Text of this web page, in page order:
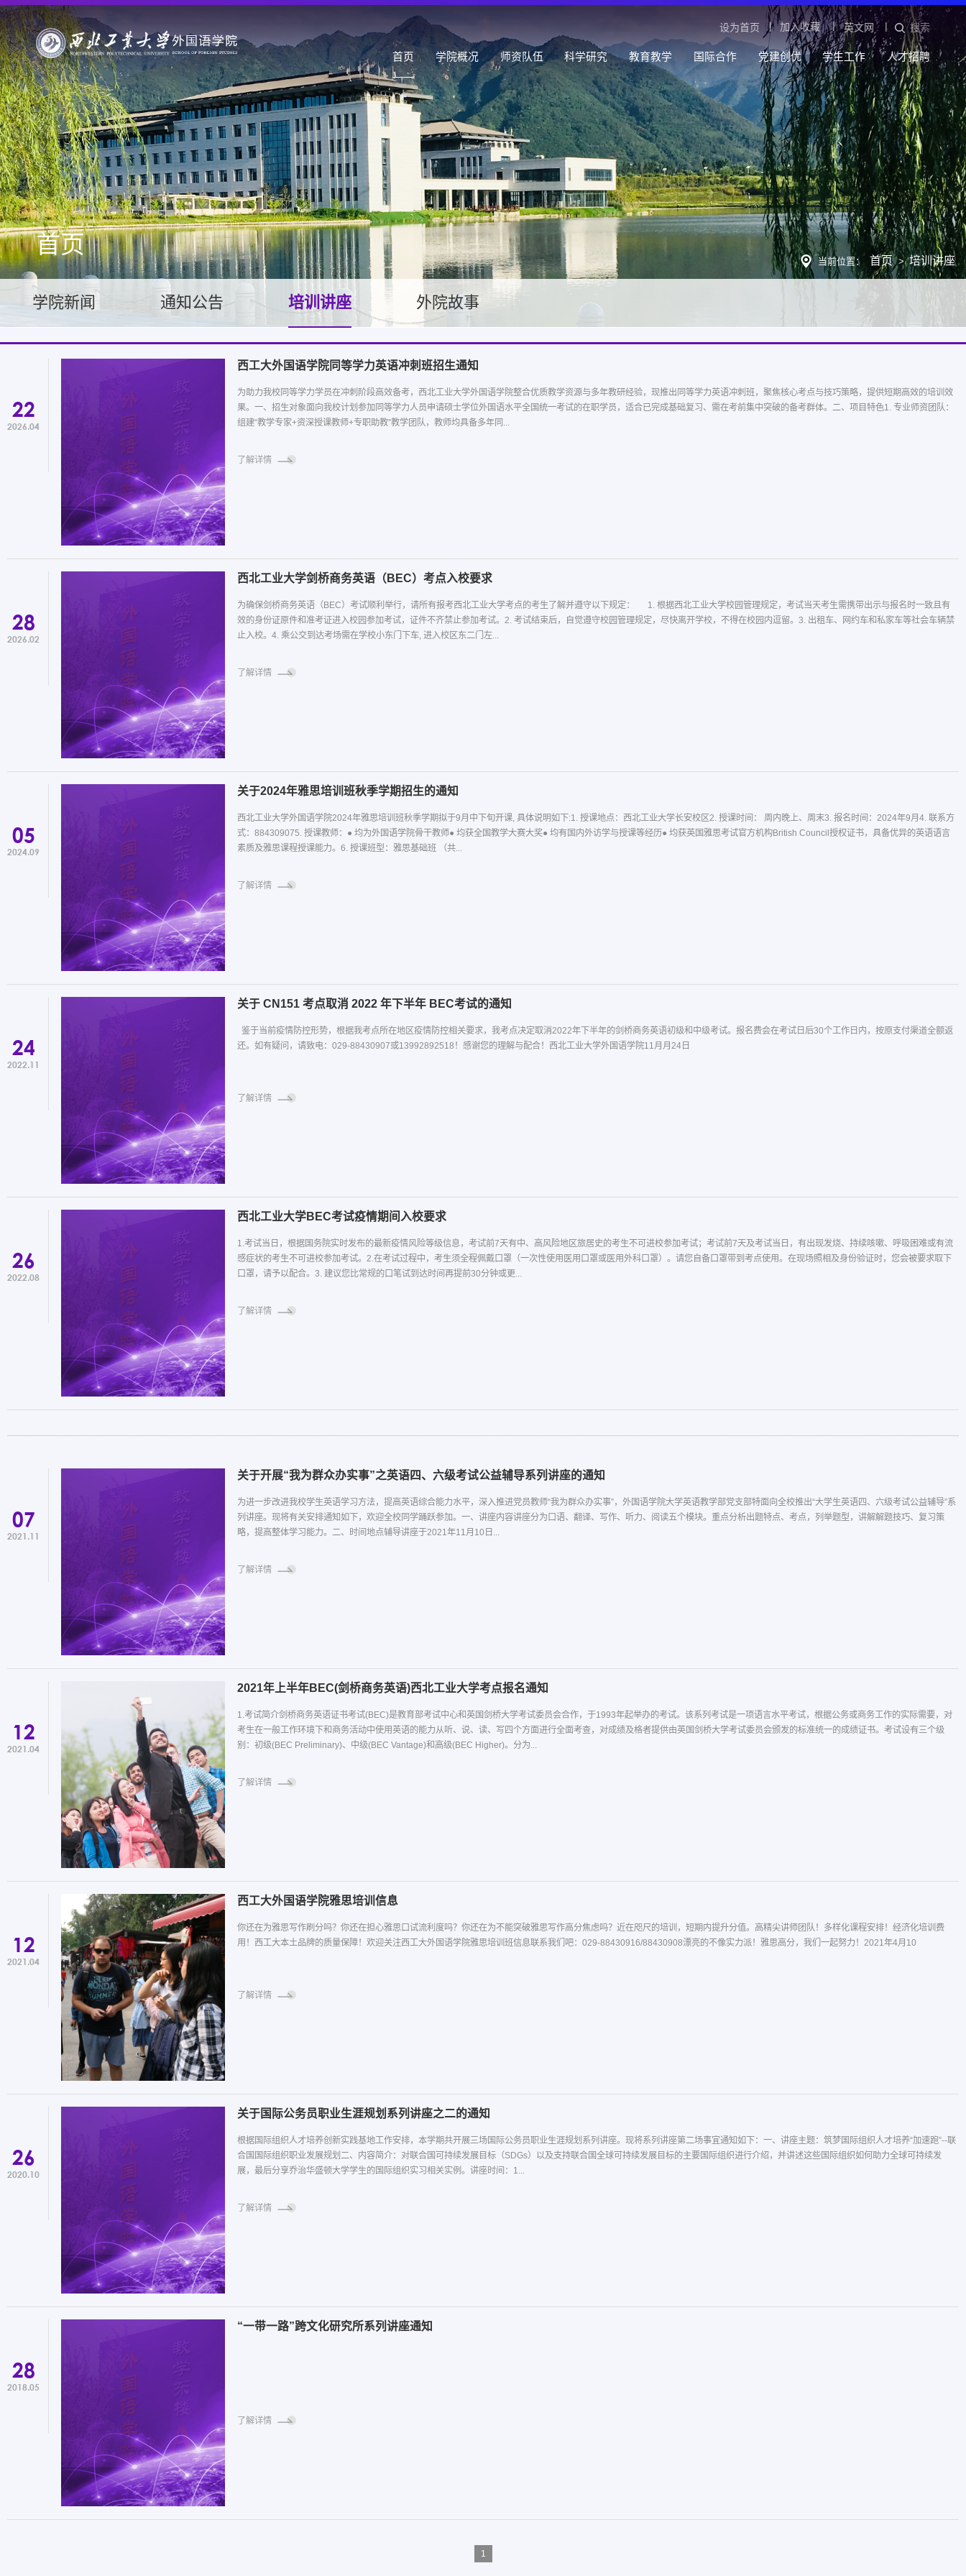
设为首页 |
加入收藏
| 英文网 | 搜索
首页 学院概况 师资队伍 科学研究 教育教学 国际合作 党建创优 学生工作 人才招聘
首页
当前位置： 首页 > 培训讲座
学院新闻 通知公告 培训讲座 外院故事
22
2026.04
西工大外国语学院同等学力英语冲刺班招生通知
为助力我校同等学力学员在冲刺阶段高效备考，西北工业大学外国语学院整合优质教学资源与多年教研经验，现推出同等学力英语冲刺班，聚焦核心考点与技巧策略，提供短期高效的培训效
果。一、招生对象面向我校计划参加同等学力人员申请硕士学位外国语水平全国统一考试的在职学员，适合已完成基础复习、需在考前集中突破的备考群体。二、项目特色1. 专业师资团队：
组建“教学专家+资深授课教师+专职助教”教学团队，教师均具备多年同...
了解详情
28
2026.02
西北工业大学剑桥商务英语（BEC）考点入校要求
为确保剑桥商务英语（BEC）考试顺利举行，请所有报考西北工业大学考点的考生了解并遵守以下规定： 1. 根据西北工业大学校园管理规定，考试当天考生需携带出示与报名时一致且有
效的身份证原件和准考证进入校园参加考试，证件不齐禁止参加考试。2. 考试结束后，自觉遵守校园管理规定，尽快离开学校，不得在校园内逗留。3. 出租车、网约车和私家车等社会车辆禁
止入校。4. 乘公交到达考场需在学校小东门下车, 进入校区东二门左...
了解详情
05
2024.09
关于2024年雅思培训班秋季学期招生的通知
西北工业大学外国语学院2024年雅思培训班秋季学期拟于9月中下旬开课, 具体说明如下:1. 授课地点：西北工业大学长安校区2. 授课时间： 周内晚上、周末3. 报名时间：2024年9月4. 联系方
式：884309075. 授课教师：● 均为外国语学院骨干教师● 均获全国教学大赛大奖● 均有国内外访学与授课等经历● 均获英国雅思考试官方机构British Council授权证书，具备优异的英语语言
素质及雅思课程授课能力。6. 授课班型：雅思基础班 （共...
了解详情
24
2022.11
​关于 CN151 考点取消 2022 年下半年 BEC考试的通知
鉴于当前疫情防控形势，根据我考点所在地区疫情防控相关要求，我考点决定取消2022年下半年的剑桥商务英语初级和中级考试。报名费会在考试日后30个工作日内，按原支付渠道全额返
还。如有疑问，请致电：029-88430907或13992892518！感谢您的理解与配合！西北工业大学外国语学院11月月24日
了解详情
26
2022.08
西北工业大学BEC考试疫情期间入校要求
1.考试当日，根据国务院实时发布的最新疫情风险等级信息，考试前7天有中、高风险地区旅居史的考生不可进校参加考试；考试前7天及考试当日，有出现发烧、持续咳嗽、呼吸困难或有流
感症状的考生不可进校参加考试。2.在考试过程中，考生须全程佩戴口罩（一次性使用医用口罩或医用外科口罩）。请您自备口罩带到考点使用。在现场照相及身份验证时，您会被要求取下
口罩，请予以配合。3. 建议您比常规的口笔试到达时间再提前30分钟或更...
了解详情
07
2021.11
关于开展“我为群众办实事”之英语四、六级考试公益辅导系列讲座的通知
​为进一步改进我校学生英语学习方法，提高英语综合能力水平，深入推进党员教师“我为群众办实事”，外国语学院大学英语教学部党支部特面向全校推出“大学生英语四、六级考试公益辅导”系
列讲座。现将有关安排通知如下，欢迎全校同学踊跃参加。一、讲座内容讲座分为口语、翻译、写作、听力、阅读五个模块。重点分析出题特点、考点，列举题型，讲解解题技巧、复习策
略，提高整体学习能力。二、时间地点辅导讲座于2021年11月10日...
了解详情
12
2021.04
2021年上半年BEC(剑桥商务英语)西北工业大学考点报名通知
1.考试简介剑桥商务英语证书考试(BEC)是教育部考试中心和英国剑桥大学考试委员会合作，于1993年起举办的考试。该系列考试是一项语言水平考试，根据公务或商务工作的实际需要，对
考生在一般工作环境下和商务活动中使用英语的能力从听、说、读、写四个方面进行全面考查，对成绩及格者提供由英国剑桥大学考试委员会颁发的标准统一的成绩证书。考试设有三个级
别：初级(BEC Preliminary)、中级(BEC Vantage)和高级(BEC Higher)。分为...
了解详情
12
2021.04
西工大外国语学院雅思培训信息
你还在为雅思写作刷分吗？你还在担心雅思口试流利度吗？你还在为不能突破雅思写作高分焦虑吗？近在咫尺的培训，短期内提升分值。高精尖讲师团队！多样化课程安排！经济化培训费
用！西工大本土品牌的质量保障！欢迎关注西工大外国语学院雅思培训班信息联系我们吧：029-88430916/88430908漂亮的不像实力派！雅思高分，我们一起努力！2021年4月10
了解详情
26
2020.10
关于国际公务员职业生涯规划系列讲座之二的通知
根据国际组织人才培养创新实践基地工作安排，本学期共开展三场国际公务员职业生涯规划系列讲座。现将系列讲座第二场事宜通知如下：一、讲座主题：筑梦国际组织人才培养“加速跑”--联
合国国际组织职业发展规划二、内容简介：对联合国可持续发展目标（SDGs）以及支持联合国全球可持续发展目标的主要国际组织进行介绍，并讲述这些国际组织如何助力全球可持续发
展，最后分享乔治华盛顿大学学生的国际组织实习相关实例。讲座时间：1...
了解详情
28
2018.05
“一带一路”跨文化研究所系列讲座通知
了解详情
1